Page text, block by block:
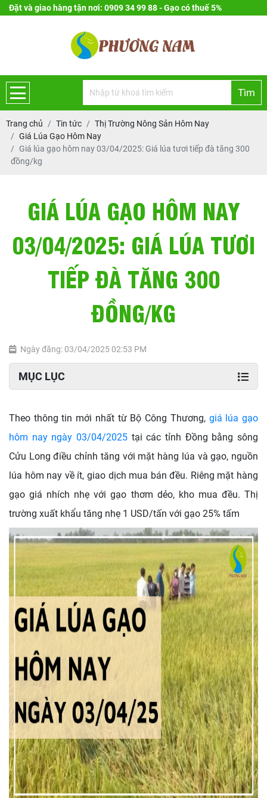
Đặt và giao hàng tận nơi: 0909 34 99 88 - Gạo có thuế 5%
Tìm
Trang chủ Tin tức
Thị Trường Nông Sản Hôm Nay
Giá Lúa Gạo Hôm Nay
Giá lúa gạo hôm nay 03/04/2025: Giá lúa tươi tiếp đà tăng 300
đồng/kg
GIÁ LÚA GẠO HÔM NAY
03/04/2025: GIÁ LÚA TƯƠI
TIẾP ĐÀ TĂNG 300
ĐỒNG/KG
Ngày đăng: 03/04/2025 02:53 PM
MỤC LỤC
Theo thông tin mới nhất từ Bộ Công Thương, giá lúa gạo
hôm nay ngày 03/04/2025 tại các tỉnh Đồng bằng sông
Cửu Long điều chỉnh tăng với mặt hàng lúa và gạo, nguồn
lúa hôm nay về ít, giao dịch mua bán đều. Riêng mặt hàng
gạo giá nhích nhẹ với gạo thơm dẻo, kho mua đều. Thị
trường xuất khẩu tăng nhẹ 1 USD/tấn với gạo 25% tấm